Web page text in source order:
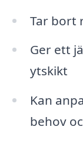
Tar bort
Ger ett
ytskikt
Kan
behov